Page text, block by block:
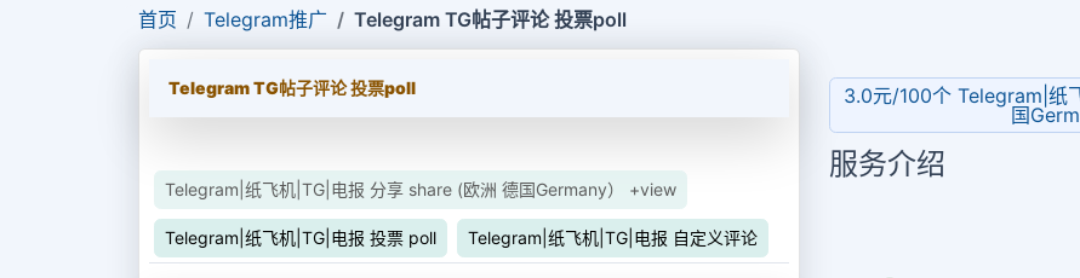
首页 Telegram推广 Telegram TG帖子评论 投票poll
Telegram TG帖子评论 投票poll
Telegram|纸飞机|TG|电报 分享 share (欧洲 德国Germany） +view
Telegram|纸飞机|TG|电报 投票 poll Telegram|纸飞机|TG|电报 自定义评论
3.0元/100个 Telegram|纸
国
服务介绍
更新时间: 2026-08-08